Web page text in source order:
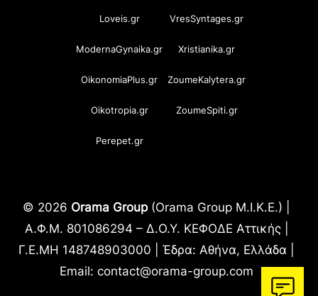
Loveis.gr VresSyntages.gr
ModernaGynaika.gr Xristianika.gr
OikonomiaPlus.gr ZoumeKalytera.gr
Oikotropia.gr ZoumeSpiti.gr
Perepet.gr
© 2026 Orama Group(Orama Group Μ.Ι.Κ.Ε.) |
Α.Φ.Μ. 801086294 – Δ.Ο.Υ. ΚΕΦΟΔΕ Αττικής |
Γ.Ε.ΜΗ 148748903000 | Έδρα: Αθήνα, Ελλάδα |
Email: contact@orama-group.com